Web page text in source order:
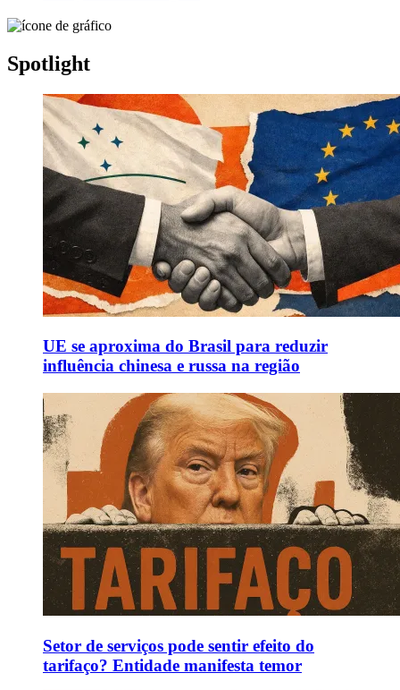
Spotlight
UE se aproxima do Brasil para reduzir
influência chinesa e russa na região
Setor de serviços pode sentir efeito do
tarifaço? Entidade manifesta temor